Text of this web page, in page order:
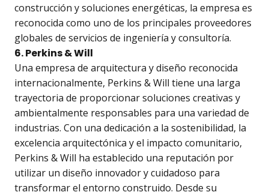
construcción y soluciones energéticas, la empresa es
reconocida como uno de los principales proveedores
globales de servicios de ingeniería y consultoría.
6. Perkins & Will
Una empresa de arquitectura y diseño reconocida
internacionalmente, Perkins & Will tiene una larga
trayectoria de proporcionar soluciones creativas y
ambientalmente responsables para una variedad de
industrias. Con una dedicación a la sostenibilidad, la
excelencia arquitectónica y el impacto comunitario,
Perkins & Will ha establecido una reputación por
utilizar un diseño innovador y cuidadoso para
transformar el entorno construido. Desde su